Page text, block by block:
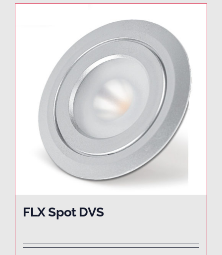
FLX Spot DVS